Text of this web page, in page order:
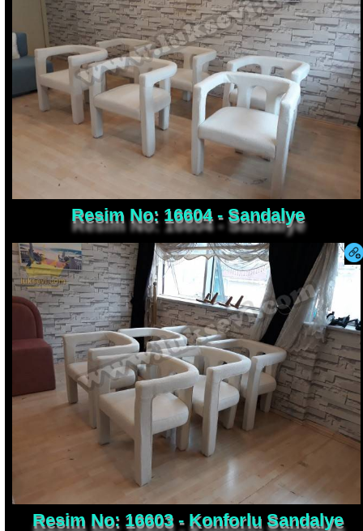
Resim No: 16604 - Sandalye
Resim No: 16603 - Konforlu Sandalye